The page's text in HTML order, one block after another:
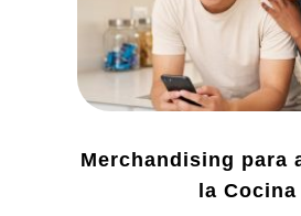
Merchandising para
la Cocina